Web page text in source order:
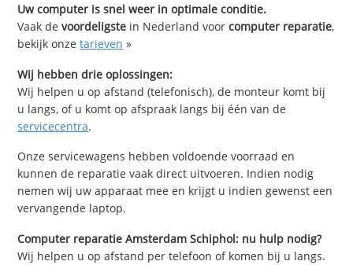
Uw computer is snel weer in optimale conditie.
Vaak devoordeligste in Nederland voorcomputer reparatie,
bekijk onzetarieven »
Wij hebben drie oplossingen:
Wij helpen u op afstand (telefonisch), de monteur komt bij
u langs, of u komt op afspraak langs bij één van de
servicecentra.
Onze servicewagens hebben voldoende voorraad en
kunnen de reparatie vaak direct uitvoeren. Indien nodig
nemen wij uw apparaat mee en krijgt u indien gewenst een
vervangende laptop.
Computer reparatie Amsterdam Schiphol: nu hulp nodig?
Wij helpen u op afstand per telefoon of komen bij u langs.